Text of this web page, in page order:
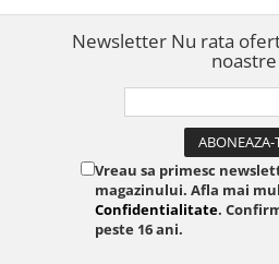
Newsletter Nu rata
noastre
Vreau sa primesc
magazinului. Afla mai
Confidentialitate.
peste 16 ani.